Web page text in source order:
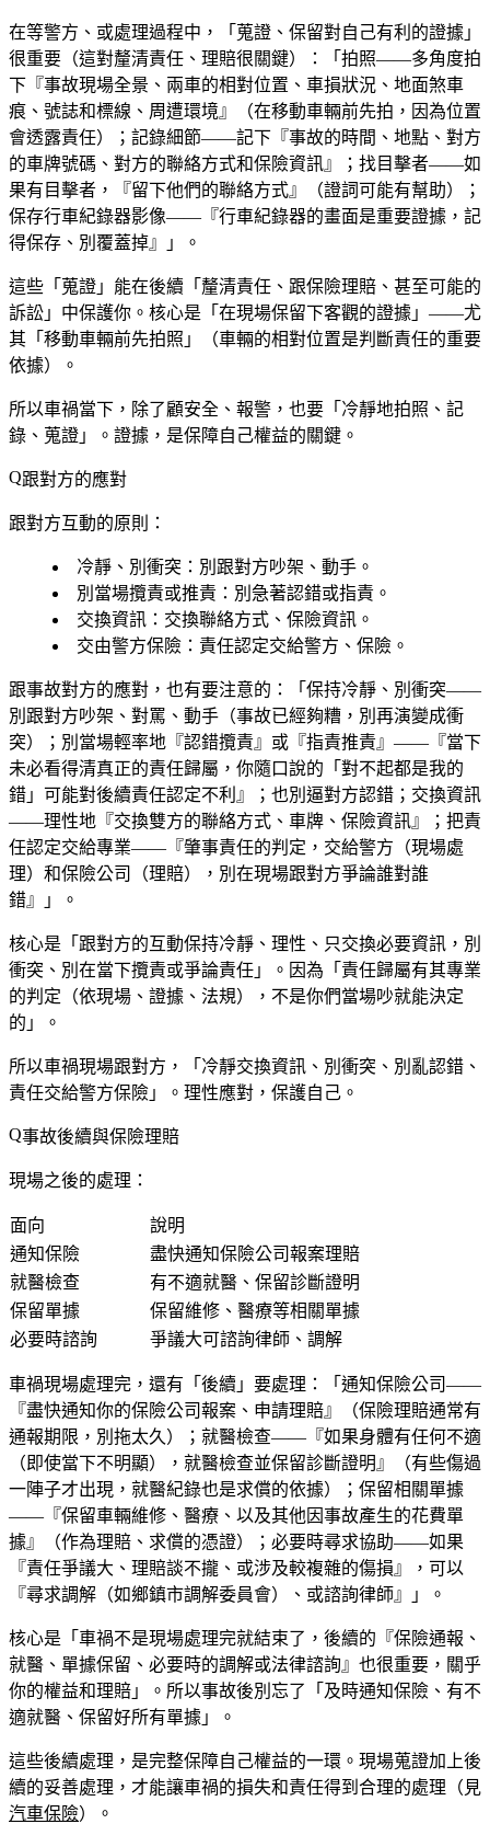
在等警方、或處理過程中，「蒐證、保留對自己有利的證據」
很重要（這對釐清責任、理賠很關鍵）：「拍照——多角度拍
下『事故現場全景、兩車的相對位置、車損狀況、地面煞車
痕、號誌和標線、周遭環境』（在移動車輛前先拍，因為位置
會透露責任）；記錄細節——記下『事故的時間、地點、對方
的車牌號碼、對方的聯絡方式和保險資訊』；找目擊者——如
果有目擊者，『留下他們的聯絡方式』（證詞可能有幫助）；
保存行車紀錄器影像——『行車紀錄器的畫面是重要證據，記
得保存、別覆蓋掉』」。
這些「蒐證」能在後續「釐清責任、跟保險理賠、甚至可能的
訴訟」中保護你。核心是「在現場保留下客觀的證據」——尤
其「移動車輛前先拍照」（車輛的相對位置是判斷責任的重要
依據）。
所以車禍當下，除了顧安全、報警，也要「冷靜地拍照、記
錄、蒐證」。證據，是保障自己權益的關鍵。
跟對方的應對
跟對方互動的原則：
冷靜、別衝突 ：別跟對方吵架、動手。
別當場攬責或推責 ：別急著認錯或指責。
交換資訊 ：交換聯絡方式、保險資訊。
交由警方保險 ：責任認定交給警方、保險。
跟事故對方的應對，也有要注意的：「保持冷靜、別衝突——
別跟對方吵架、對罵、動手（事故已經夠糟，別再演變成衝
突）；別當場輕率地『認錯攬責』或『指責推責』——『當下
未必看得清真正的責任歸屬，你隨口說的「對不起都是我的
錯」可能對後續責任認定不利』；也別逼對方認錯；交換資訊
——理性地『交換雙方的聯絡方式、車牌、保險資訊』；把責
任認定交給專業——『肇事責任的判定，交給警方（現場處
理）和保險公司（理賠），別在現場跟對方爭論誰對誰
錯』」。
核心是「跟對方的互動保持冷靜、理性、只交換必要資訊，別
衝突、別在當下攬責或爭論責任」。因為「責任歸屬有其專業
的判定（依現場、證據、法規），不是你們當場吵就能決定
的」。
所以車禍現場跟對方，「冷靜交換資訊、別衝突、別亂認錯、
責任交給警方保險」。理性應對，保護自己。
事故後續與保險理賠
現場之後的處理：
面向
說明
通知保險
盡快通知保險公司報案理賠
就醫檢查
有不適就醫、保留診斷證明
保留單據
保留維修、醫療等相關單據
必要時諮詢
爭議大可諮詢律師、調解
車禍現場處理完，還有「後續」要處理：「通知保險公司——
『盡快通知你的保險公司報案、申請理賠』（保險理賠通常有
通報期限，別拖太久）；就醫檢查——『如果身體有任何不適
（即使當下不明顯），就醫檢查並保留診斷證明』（有些傷過
一陣子才出現，就醫紀錄也是求償的依據）；保留相關單據
——『保留車輛維修、醫療、以及其他因事故產生的花費單
據』（作為理賠、求償的憑證）；必要時尋求協助——如果
『責任爭議大、理賠談不攏、或涉及較複雜的傷損』，可以
『尋求調解（如鄉鎮市調解委員會）、或諮詢律師』」。
核心是「車禍不是現場處理完就結束了，後續的『保險通報、
就醫、單據保留、必要時的調解或法律諮詢』也很重要，關乎
你的權益和理賠」。所以事故後別忘了「及時通知保險、有不
適就醫、保留好所有單據」。
這些後續處理，是完整保障自己權益的一環。現場蒐證加上後
續的妥善處理，才能讓車禍的損失和責任得到合理的處理（見
汽車保險）。